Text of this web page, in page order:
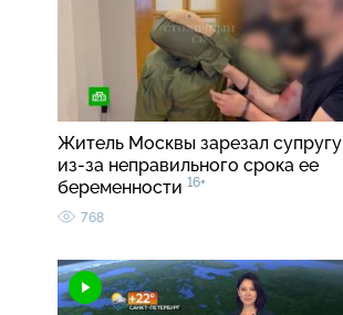
Житель Москвы зарезал супругу
из-за неправильного срока ее
беременности 16+
768